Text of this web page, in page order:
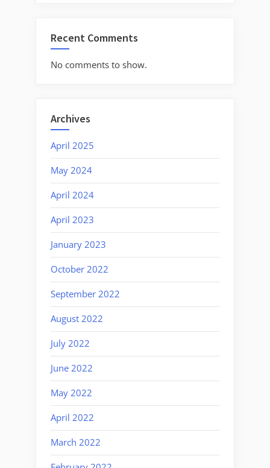
Recent Comments
No comments to show.
Archives
April 2025
May 2024
April 2024
April 2023
January 2023
October 2022
September 2022
August 2022
July 2022
June 2022
May 2022
April 2022
March 2022